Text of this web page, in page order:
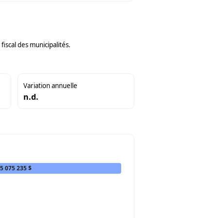
des municipalités.
Variation annuelle
n.d.
5 075 235 $